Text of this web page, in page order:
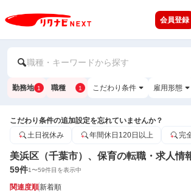
会員登録
職種・キーワードから探す
勤務地 1 職種 1 こだわり条件 雇用形態
こだわり条件の追加設定を忘れていませんか？
土日祝休み
年間休日120日以上 完
美浜区（千葉市）、保育の転職・求人情
59件1〜59件目を表示中
関連度順新着順